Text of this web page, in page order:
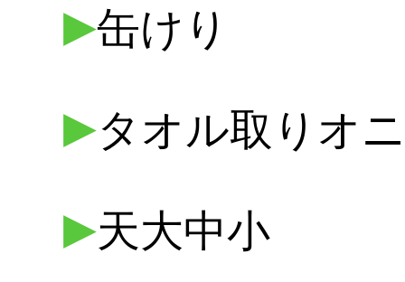
▶缶けり
▶タオル取りオニ
▶天大中小